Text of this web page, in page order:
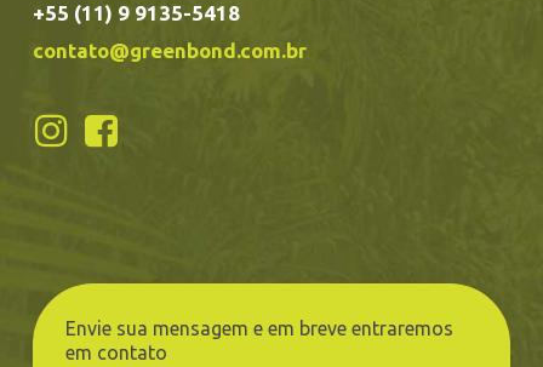
+55 (11) 9 9135-5418
contato@greenbond.com.br
Envie sua mensagem e em breve entraremos
em contato